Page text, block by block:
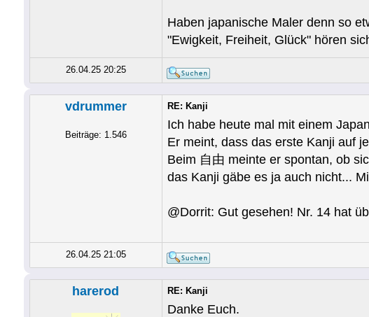
Haben japanische Maler denn so
"Ewigkeit, Freiheit, Glück" hören
26.04.25 20:25
vdrummer
Beiträge: 1.546
RE: Kanji
Ich habe heute mal mit einem
Er meint, dass das erste Kanji auf
Beim 自由 meinte er spontan, ob
das Kanji gäbe es ja auch nicht...
@Dorrit: Gut gesehen! Nr. 14 hat
26.04.25 21:05
harerod RE: Kanji
Danke Euch.